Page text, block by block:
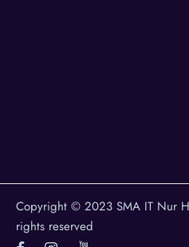
Copyright © 2023 SMA IT Nur
rights reserved